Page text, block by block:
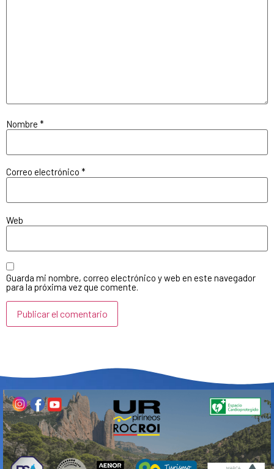
Nombre *
Correo electrónico *
Web
Guarda mi nombre, correo electrónico y web en este navegador
para la próxima vez que comente.